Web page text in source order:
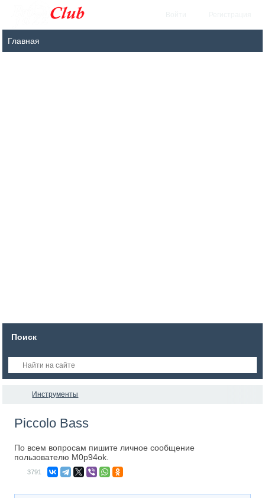
Поиск
Инструменты
Piccolo Bass
По всем вопросам пишите личное сообщение
пользователю M0p94ok.
3791